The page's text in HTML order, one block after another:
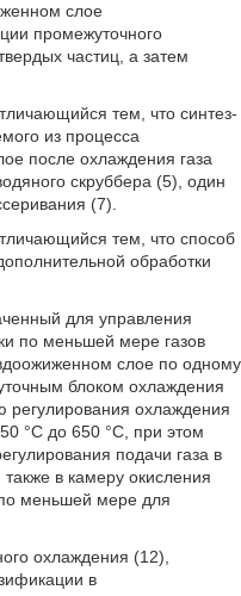
слое
промежуточного
частиц, а затем
тем, что синтез-
из процесса
после охлаждения газа
скруббера (5), один
(7).
тем, что способ
обработки
для управления
по меньшей мере газов
слое по одному
блоком охлаждения
охлаждения
°С до 650 °С, при этом
подачи газа в
в камеру окисления
по меньшей мере для
охлаждения (12),
в